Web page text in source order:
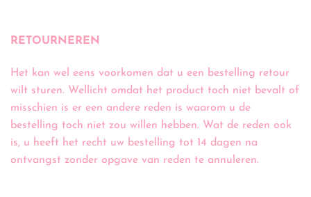
RETOURNEREN
Het kan wel eens voorkomen dat u een bestelling retour
wilt sturen. Wellicht omdat het product toch niet bevalt of
misschien is er een andere reden is waarom u de
bestelling toch niet zou willen hebben. Wat de reden ook
is, u heeft het recht uw bestelling tot 14 dagen na
ontvangst zonder opgave van reden te annuleren.